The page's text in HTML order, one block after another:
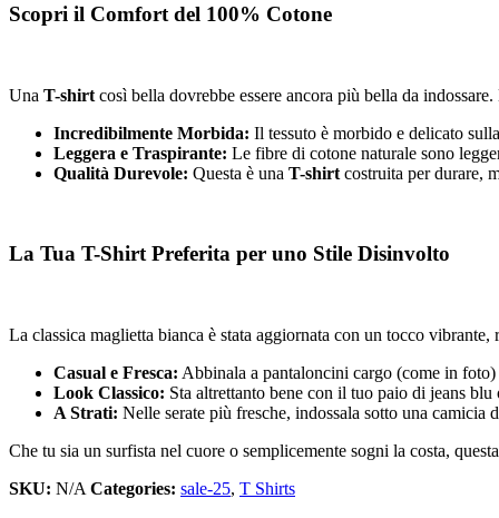
Scopri il Comfort del 100% Cotone
Una T-shirt così bella dovrebbe essere ancora più bella da
Incredibilmente Morbida: Il tessuto è morbido e delicato
Leggera e Traspirante: Le fibre di cotone naturale sono
Qualità Durevole: Questa è una T-shirt costruita per durare,
La Tua T-Shirt Preferita per uno Stile Disinvolto
La classica maglietta bianca è stata aggiornata con un tocco
Casual e Fresca: Abbinala a pantaloncini cargo (come in
Look Classico: Sta altrettanto bene con il tuo paio di jeans
A Strati: Nelle serate più fresche, indossala sotto una
Che tu sia un surfista nel cuore o semplicemente sogni la costa,
SKU: N/A Categories: sale-25, T Shirts